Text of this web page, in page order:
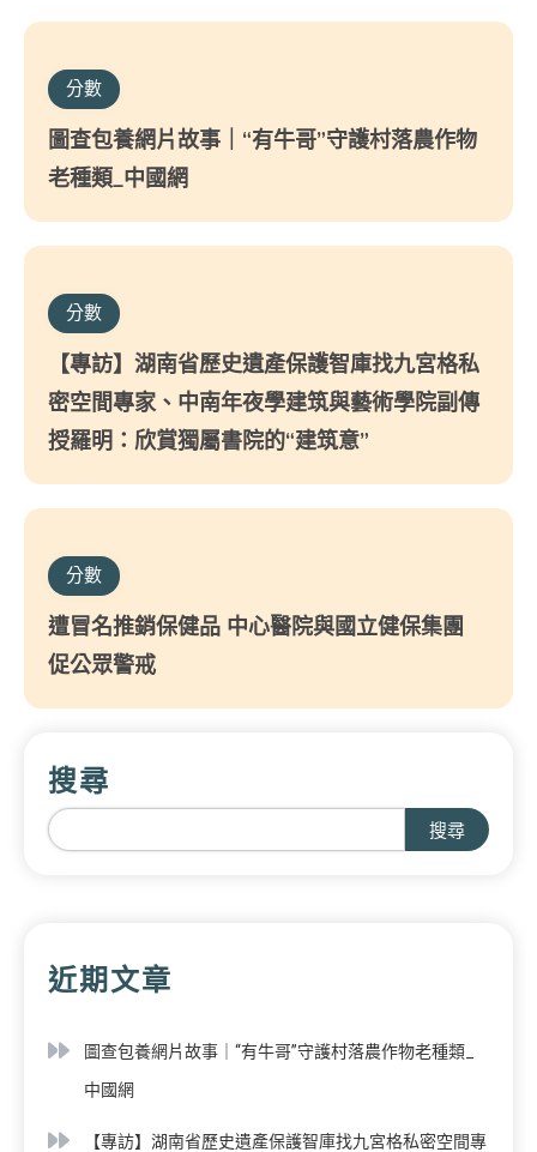
分數
圖查包養網片故事｜“有牛哥”守護村落農作物
老種類_中國網
分數
【專訪】湖南省歷史遺產保護智庫找九宮格私
密空間專家、中南年夜學建筑與藝術學院副傳
授羅明：欣賞獨屬書院的“建筑意”
分數
遭冒名推銷保健品 中心醫院與國立健保集團
促公眾警戒
搜尋
搜尋
近期文章
圖查包養網片故事｜“有牛哥”守護村落農作物老種類_
中國網
【專訪】湖南省歷史遺產保護智庫找九宮格私密空間專